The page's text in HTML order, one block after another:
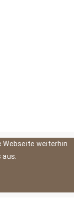
Webseite weiterhin